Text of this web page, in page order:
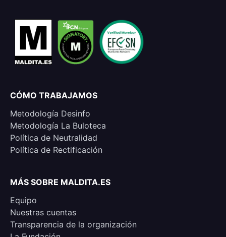
CÓMO TRABAJAMOS
Metodología Desinfo
Metodología La Buloteca
Política de Neutralidad
Política de Rectificación
MÁS SOBRE MALDITA.ES
Equipo
Nuestras cuentas
Transparencia de la organización